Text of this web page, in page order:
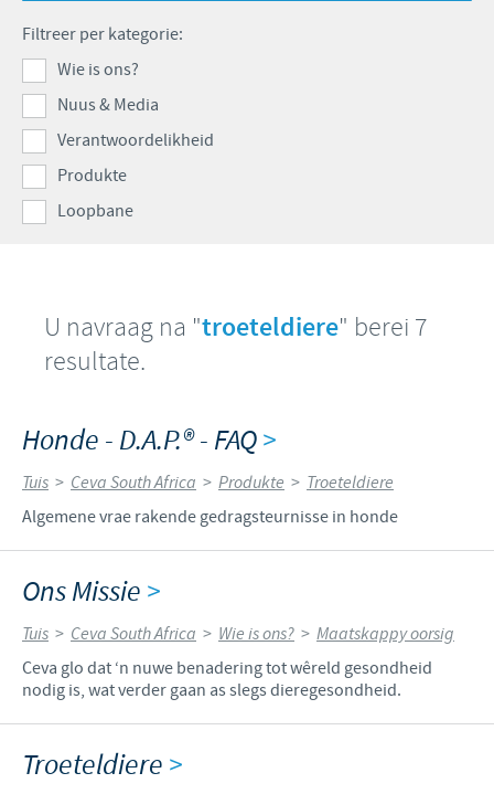
Varke
Ondersteuningsprogramme
Besigheid en wetenskaplike venootskappe
Vind hiermee ons hoof poste
Ons werwings proses
Filtreer per kategorie:
Wie is ons?
Nuus & Media
Verantwoordelikheid
Produkte
Loopbane
U navraag na "troeteldiere" berei 7
resultate.
Honde - D.A.P.® - FAQ>
Tuis > Ceva South Africa > Produkte > Troeteldiere
Algemene vrae rakende gedragsteurnisse in honde
Ons Missie >
Tuis > Ceva South Africa > Wie is ons? > Maatskappy oorsig
Ceva glo dat ‘n nuwe benadering tot wêreld gesondheid
nodig is, wat verder gaan as slegs dieregesondheid.
Troeteldiere >